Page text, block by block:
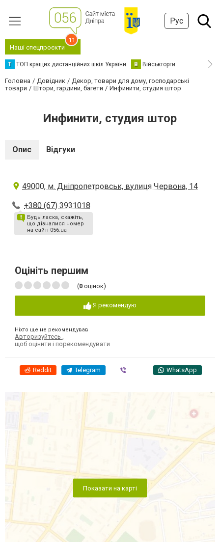
Рус
Наші спецпроєкти
11
Т ТОП кращих дистанційних шкіл України В Військторги
Головна Довідник
Декор, товари для дому, господарські
товари
Штори, гардини, багети Инфинити, студия штор
Инфинити, студия штор
Опис Відгуки
49000, м. Дніпропетровськ, вулиця Червона, 14
+380 (67) 3931018
Будь ласка, скажіть,
що дізналися номер
на сайті 056.ua
Оцініть першим
(0 оцінок)
Я рекомендую
Ніхто ще не рекомендував
Авторизуйтесь
щоб оцінити і порекомендувати
Reddit Telegram WhatsApp
Показати на карті